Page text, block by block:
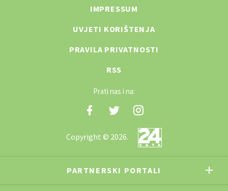
IMPRESSUM
UVJETI KORIŠTENJA
PRAVILA PRIVATNOSTI
RSS
Prati nas i na:
Copyright © 2026.
PARTNERSKI PORTALI